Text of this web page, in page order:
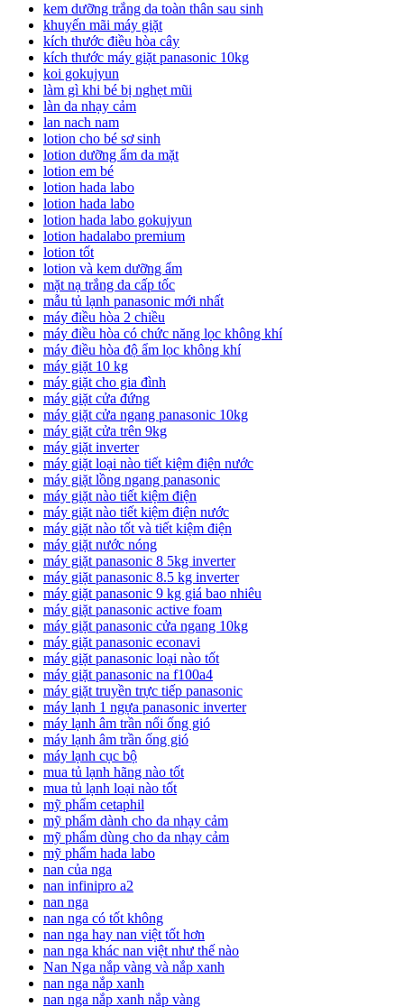
kem dưỡng trắng da toàn thân sau sinh
khuyến mãi máy giặt
kích thước điều hòa cây
kích thước máy giặt panasonic 10kg
koi gokujyun
làm gì khi bé bị nghẹt mũi
làn da nhạy cảm
lan nach nam
lotion cho bé sơ sinh
lotion dưỡng ẩm da mặt
lotion em bé
lotion hada labo
lotion hada labo
lotion hada labo gokujyun
lotion hadalabo premium
lotion tốt
lotion và kem dưỡng ẩm
mặt nạ trắng da cấp tốc
mẫu tủ lạnh panasonic mới nhất
máy điều hòa 2 chiều
máy điều hòa có chức năng lọc không khí
máy điều hòa độ ẩm lọc không khí
máy giặt 10 kg
máy giặt cho gia đình
máy giặt cửa đứng
máy giặt cửa ngang panasonic 10kg
máy giặt cửa trên 9kg
máy giặt inverter
máy giặt loại nào tiết kiệm điện nước
máy giặt lồng ngang panasonic
máy giặt nào tiết kiệm điện
máy giặt nào tiết kiệm điện nước
máy giặt nào tốt và tiết kiệm điện
máy giặt nước nóng
máy giặt panasonic 8 5kg inverter
máy giặt panasonic 8.5 kg inverter
máy giặt panasonic 9 kg giá bao nhiêu
máy giặt panasonic active foam
máy giặt panasonic cửa ngang 10kg
máy giặt panasonic econavi
máy giặt panasonic loại nào tốt
máy giặt panasonic na f100a4
máy giặt truyền trực tiếp panasonic
máy lạnh 1 ngựa panasonic inverter
máy lạnh âm trần nối ống gió
máy lạnh âm trần ống gió
máy lạnh cục bộ
mua tủ lạnh hãng nào tốt
mua tủ lạnh loại nào tốt
mỹ phẩm cetaphil
mỹ phẩm dành cho da nhạy cảm
mỹ phẩm dùng cho da nhạy cảm
mỹ phẩm hada labo
nan của nga
nan infinipro a2
nan nga
nan nga có tốt không
nan nga hay nan việt tốt hơn
nan nga khác nan việt như thế nào
Nan Nga nắp vàng và nắp xanh
nan nga nắp xanh
nan nga nắp xanh nắp vàng